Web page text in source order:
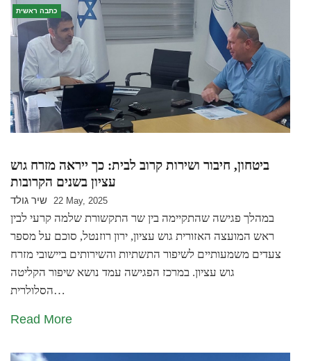
כתבה ראשית
ביטחון, חיבור ושירות קרוב לבית: כך ייראה מזרח גוש
עציון בשנים הקרובות
שיר גולד 22 May, 2025
במהלך פגישה שהתקיימה בין שר התקשורת שלמה קרעי לבין
ראש המועצה האזורית גוש עציון, ירון רוזנטל, סוכם על מספר
צעדים משמעותיים לשיפור התשתיות והשירותים ביישובי מזרח
גוש עציון. במרכז הפגישה עמד נושא שיפור הקליטה
הסלולרית…
Read More